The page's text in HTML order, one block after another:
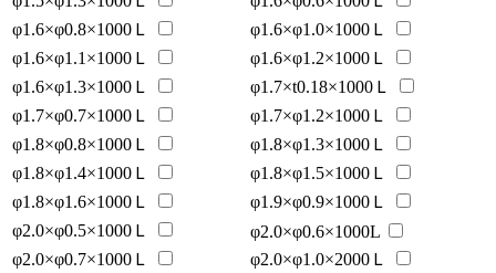
φ1.6×φ0.8×1000Ｌ
φ1.6×φ1.0×1000Ｌ
φ1.6×φ1.1×1000Ｌ
φ1.6×φ1.2×1000Ｌ
φ1.6×φ1.3×1000Ｌ
φ1.7×t0.18×1000Ｌ
φ1.7×φ0.7×1000Ｌ
φ1.7×φ1.2×1000Ｌ
φ1.8×φ0.8×1000Ｌ
φ1.8×φ1.3×1000Ｌ
φ1.8×φ1.4×1000Ｌ
φ1.8×φ1.5×1000Ｌ
φ1.8×φ1.6×1000Ｌ
φ1.9×φ0.9×1000Ｌ
φ2.0×φ0.5×1000Ｌ
φ2.0×φ0.6×1000L
φ2.0×φ0.7×1000Ｌ
φ2.0×φ1.0×2000Ｌ